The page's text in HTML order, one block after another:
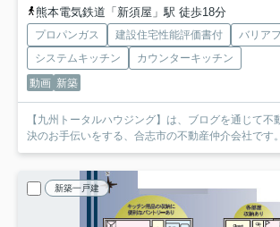
熊本電気鉄道「新須屋」駅 徒歩18分
プロパンガス 建設住宅性能評価書付 バリア
システムキッチン
カウンターキッチン
動画 新築
【九州トータルハウジング】は、ブログを通じて不
新築一戸建